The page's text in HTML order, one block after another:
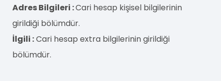
Adres Bilgileri :Cari hesap kişisel bilgilerinin
girildiği bölümdür.
İlgili :Cari hesap extra bilgilerinin girildiği
bölümdür.